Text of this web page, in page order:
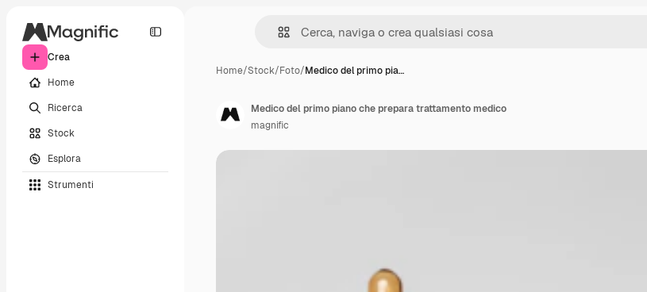
Crea
Home
Ricerca
Stock
Esplora
Strumenti
Home/Stock/Foto/Medico del primo pia…
Medico del primo piano che prepara trattamento medico
magnific